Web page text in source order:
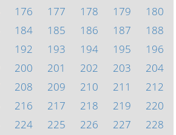
176 177 178 179
180
184 185 186 187
188
192 193 194 195
196
200 201 202 203
204
208 209 210 211
212
216 217 218 219
220
224 225 226 227
228